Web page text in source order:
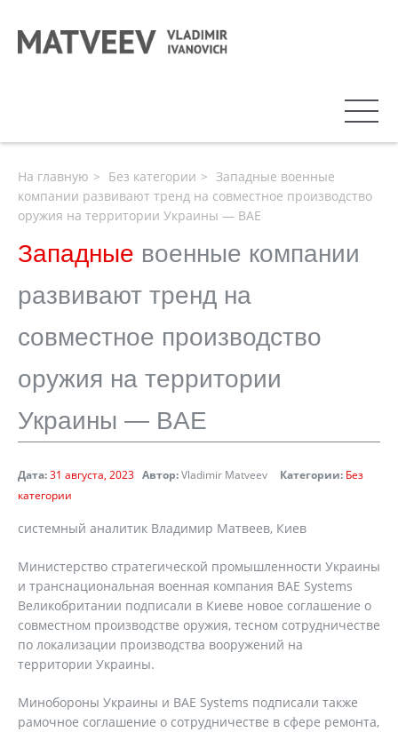
На главную Без категории
Западные военные
компании развивают тренд на совместное производство
оружия на территории Украины — BAE
Западные военные компании
развивают тренд на
совместное производство
оружия на территории
Украины — BAE
Дата:31 августа, 2023 Автор:Vladimir Matveev Категории: Без
категории
системный аналитик Владимир Матвеев, Киев
Министерство стратегической промышленности Украины
и транснациональная военная компания BAE Systems
Великобритании подписали в Киеве новое соглашение о
совместном производстве оружия, тесном сотрудничестве
по локализации производства вооружений на
территории Украины.
Минобороны Украины и BAE Systems подписали также
рамочное соглашение о сотрудничестве в сфере ремонта,